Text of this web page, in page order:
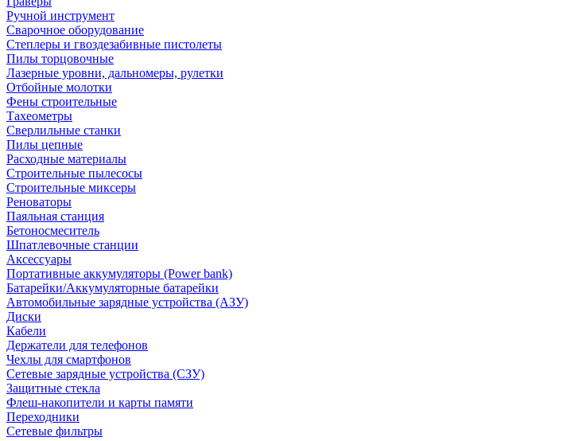
Ручной инструмент
Сварочное оборудование
Степлеры и гвоздезабивные пистолеты
Пилы торцовочные
Лазерные уровни, дальномеры, рулетки
Отбойные молотки
Фены строительные
Тахеометры
Сверлильные станки
Пилы цепные
Расходные материалы
Строительные пылесосы
Строительные миксеры
Реноваторы
Паяльная станция
Бетоносмеситель
Шпатлевочные станции
Аксессуары
Портативные аккумуляторы (Power bank)
Батарейки/Аккумуляторные батарейки
Автомобильные зарядные устройства (АЗУ)
Диски
Кабели
Держатели для телефонов
Чехлы для смартфонов
Сетевые зарядные устройства (СЗУ)
Защитные стекла
Флеш-накопители и карты памяти
Переходники
Сетевые фильтры